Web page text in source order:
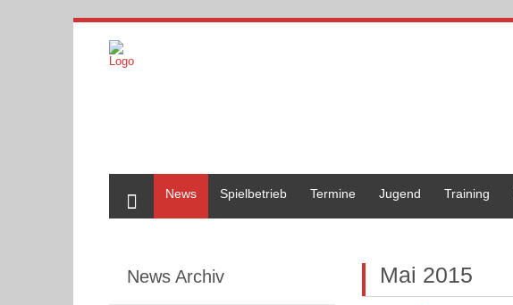
News
Spielbetrieb Termine Jugend Training
Mai 2015
News Archiv